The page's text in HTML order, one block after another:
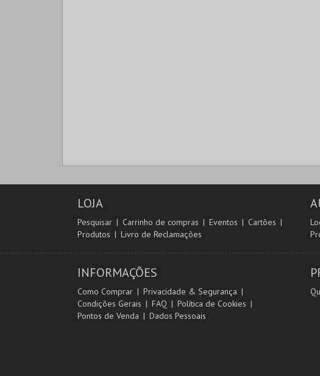
LOJA
Pesquisar Carrinho de compras Eventos
Cartões
Produtos
Livro de Reclamações
INFORMAÇÕES
Como Comprar
Privacidade & Segurança
Condições Gerais
FAQ
Política de Cookies
Pontos de Venda
Dados Pessoais